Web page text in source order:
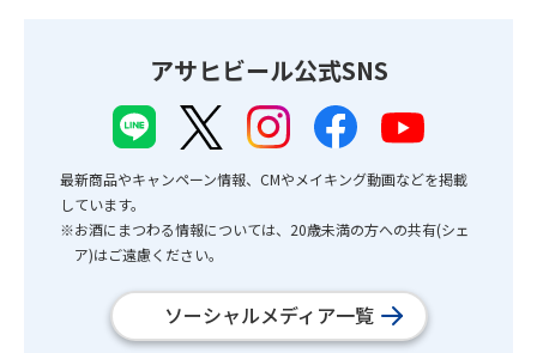
アサヒビール公式SNS
最新商品やキャンペーン情報、CMやメイキング動画などを掲載
しています。
※お酒にまつわる情報については、20歳未満の方への共有(シェ
ア)はご遠慮ください。
ソーシャルメディア一覧